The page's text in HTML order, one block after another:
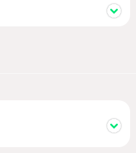
to be just as invaluable as